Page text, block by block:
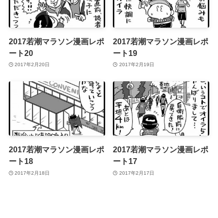
2017若潮マラソン漫画レポ
ート20
2017年2月20日
2017若潮マラソン漫画レポ
ート19
2017年2月19日
2017若潮マラソン漫画レポ
ート18
2017年2月18日
2017若潮マラソン漫画レポ
ート17
2017年2月17日